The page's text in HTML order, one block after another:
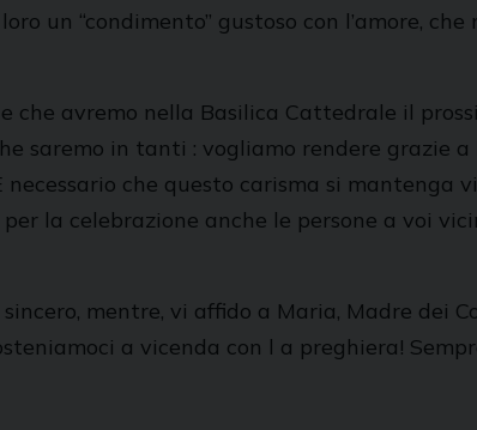
un “condimento” gustoso con l’amore,
avremo nella Basilica Cattedrale il
saremo in tanti : vogliamo rendere grazie
che questo carisma si
la celebrazione anche le persone a voi
mentre, vi affido a Maria, Madre dei
a vicenda con l a preghiera!